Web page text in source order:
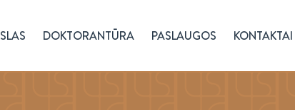
DOKTORANTŪRA PASLAUGOS KONTAKTAI